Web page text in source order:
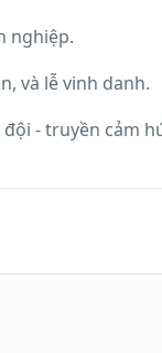
nghiệp.
và lễ vinh danh.
- truyền cảm